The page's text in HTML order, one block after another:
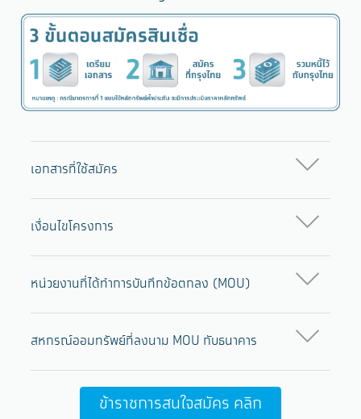
เอกสารที่ใช้สมัคร
เงื่อนไขโครงการ
หน่วยงานที่ได้ทำการบันทึกข้อตกลง (MOU)
สหกรณ์ออมทรัพย์ที่ลงนาม MOU กับธนาคาร
ข้าราชการสนใจสมัคร คลิก